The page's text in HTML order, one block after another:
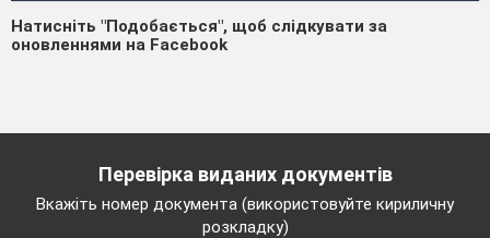
Натисніть "Подобається", щоб слідкувати за
оновленнями на Facebook
Перевірка виданих документів
Вкажіть номер документа (використовуйте кириличну
розкладку)